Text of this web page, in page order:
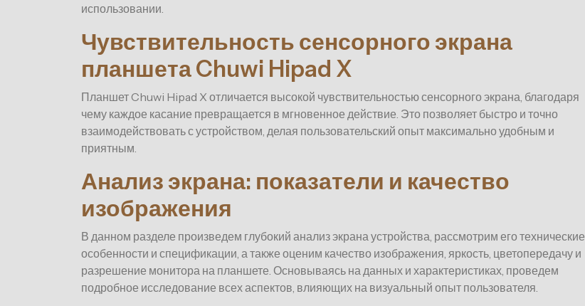
использовании.
Чувствительность сенсорного экрана
планшета Chuwi Hipad X
Планшет Chuwi Hipad X отличается высокой чувствительностью сенсорного экрана, благодаря
чему каждое касание превращается в мгновенное действие. Это позволяет быстро и точно
взаимодействовать с устройством, делая пользовательский опыт максимально удобным и
приятным.
Анализ экрана: показатели и качество
изображения
В данном разделе произведем глубокий анализ экрана устройства, рассмотрим его технические
особенности и спецификации, а также оценим качество изображения, яркость, цветопередачу и
разрешение монитора на планшете. Основываясь на данных и характеристиках, проведем
подробное исследование всех аспектов, влияющих на визуальный опыт пользователя.